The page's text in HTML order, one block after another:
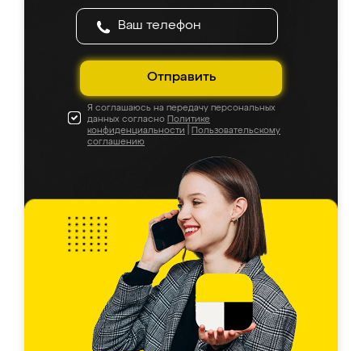
Отправить
Я соглашаюсь на передачу персональных
данных согласно Политике
конфиденциальности
Пользовательскому
соглашению